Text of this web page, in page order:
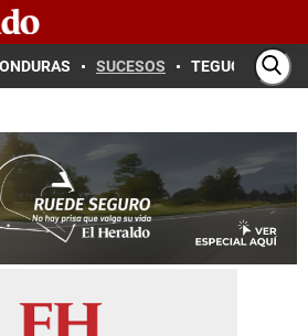
SUCESOS TEGUCIGALPA